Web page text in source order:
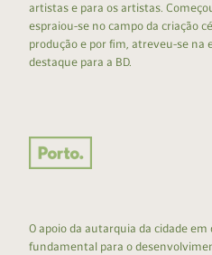
artistas e para os artistas.
espraiou-se no campo da criação
produção e por fim, atreveu-se na
destaque para a BD.
O apoio da autarquia da cidade
fundamental para o